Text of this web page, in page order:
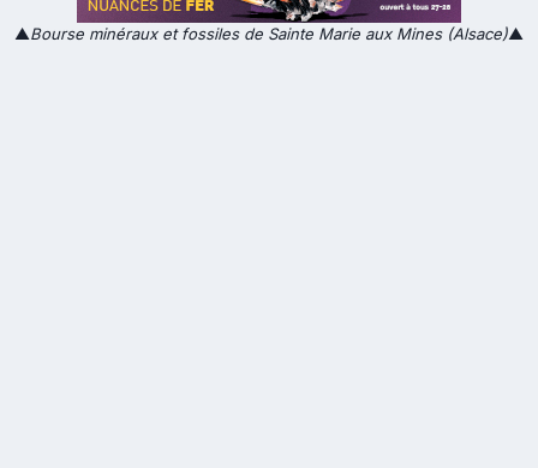
▲Bourse minéraux et fossiles de Sainte Marie aux Mines (Alsace)▲